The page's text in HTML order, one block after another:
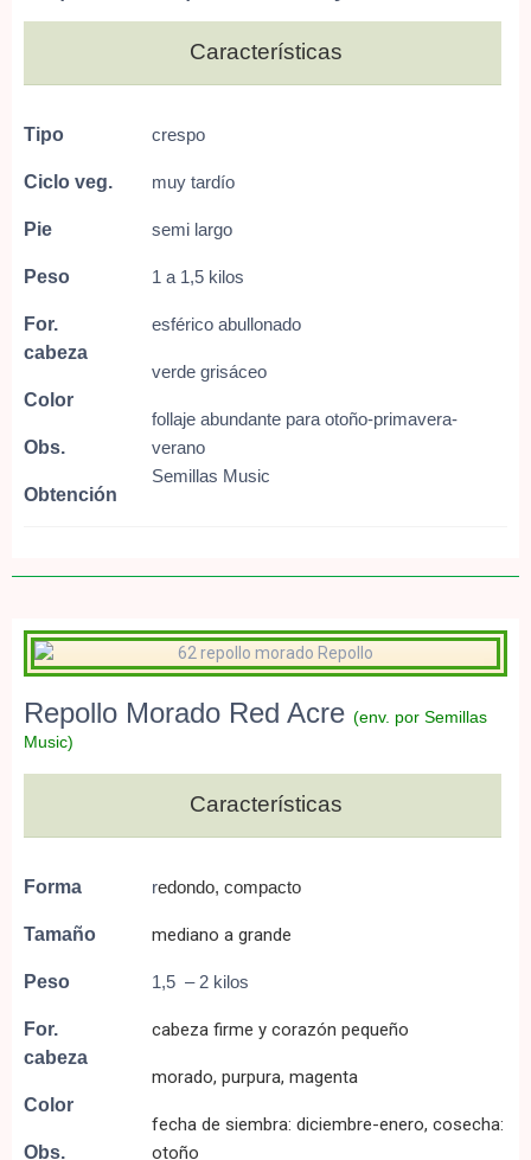
Características
Tipo
Ciclo veg.
Pie
Peso
For.
cabeza
Color
Obs.
Obtención
crespo
muy tardío
semi largo
1 a 1,5 kilos
esférico abullonado
verde grisáceo
follaje abundante para otoño-primavera-
verano
Semillas Music
Repollo Morado Red Acre (env. por Semillas
Music)
Características
Forma
Tamaño
Peso
For.
cabeza
Color
Obs.
redondo, compacto
mediano a grande
1,5 – 2 kilos
cabeza firme y corazón pequeño
morado, purpura, magenta
fecha de siembra: diciembre-enero, cosecha:
otoño